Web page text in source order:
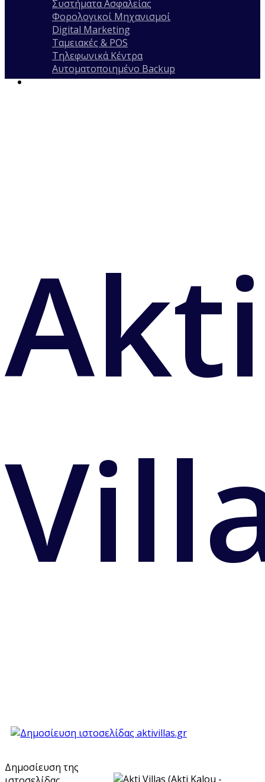
Συστήματα Ασφαλείας
Φορολογικοί Μηχανισμοί
Digital Marketing
Ταμειακές & POS
Τηλεφωνικά Κέντρα
Αυτοματοποιημένο Backup
Akti
Δημοσίευση της